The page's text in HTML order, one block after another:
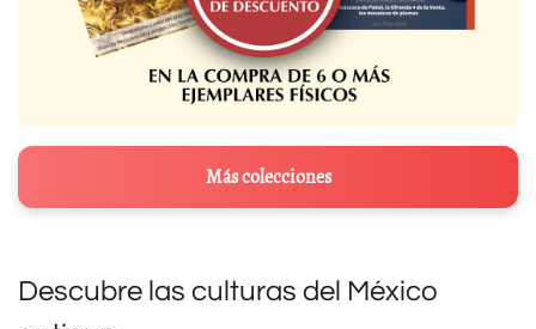
Más colecciones
Descubre las culturas del México